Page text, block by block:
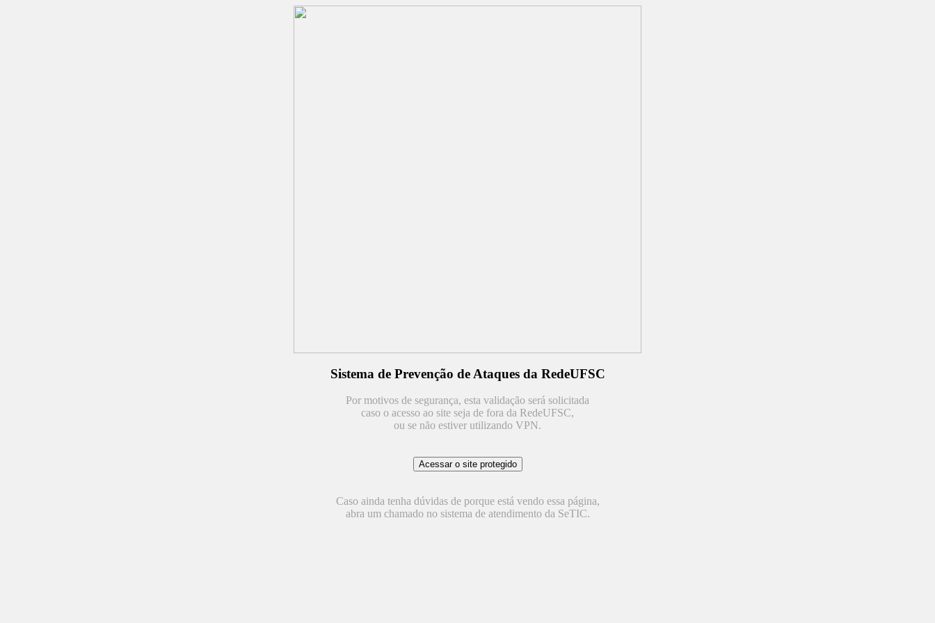
Sistema de Prevenção de Ataques da RedeUFSC
Por motivos de segurança, esta validação será solicitada
caso o acesso ao site seja de fora da RedeUFSC,
ou se não estiver utilizando VPN.
Caso ainda tenha dúvidas de porque está vendo essa página,
abra um chamado no sistema de atendimento da SeTIC.